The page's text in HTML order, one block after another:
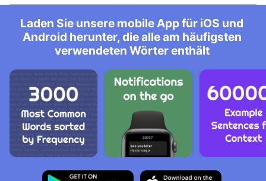
Laden Sie unsere mobile App für iOS und
Android herunter, die alle am häufigsten
verwendeten Wörter enthält